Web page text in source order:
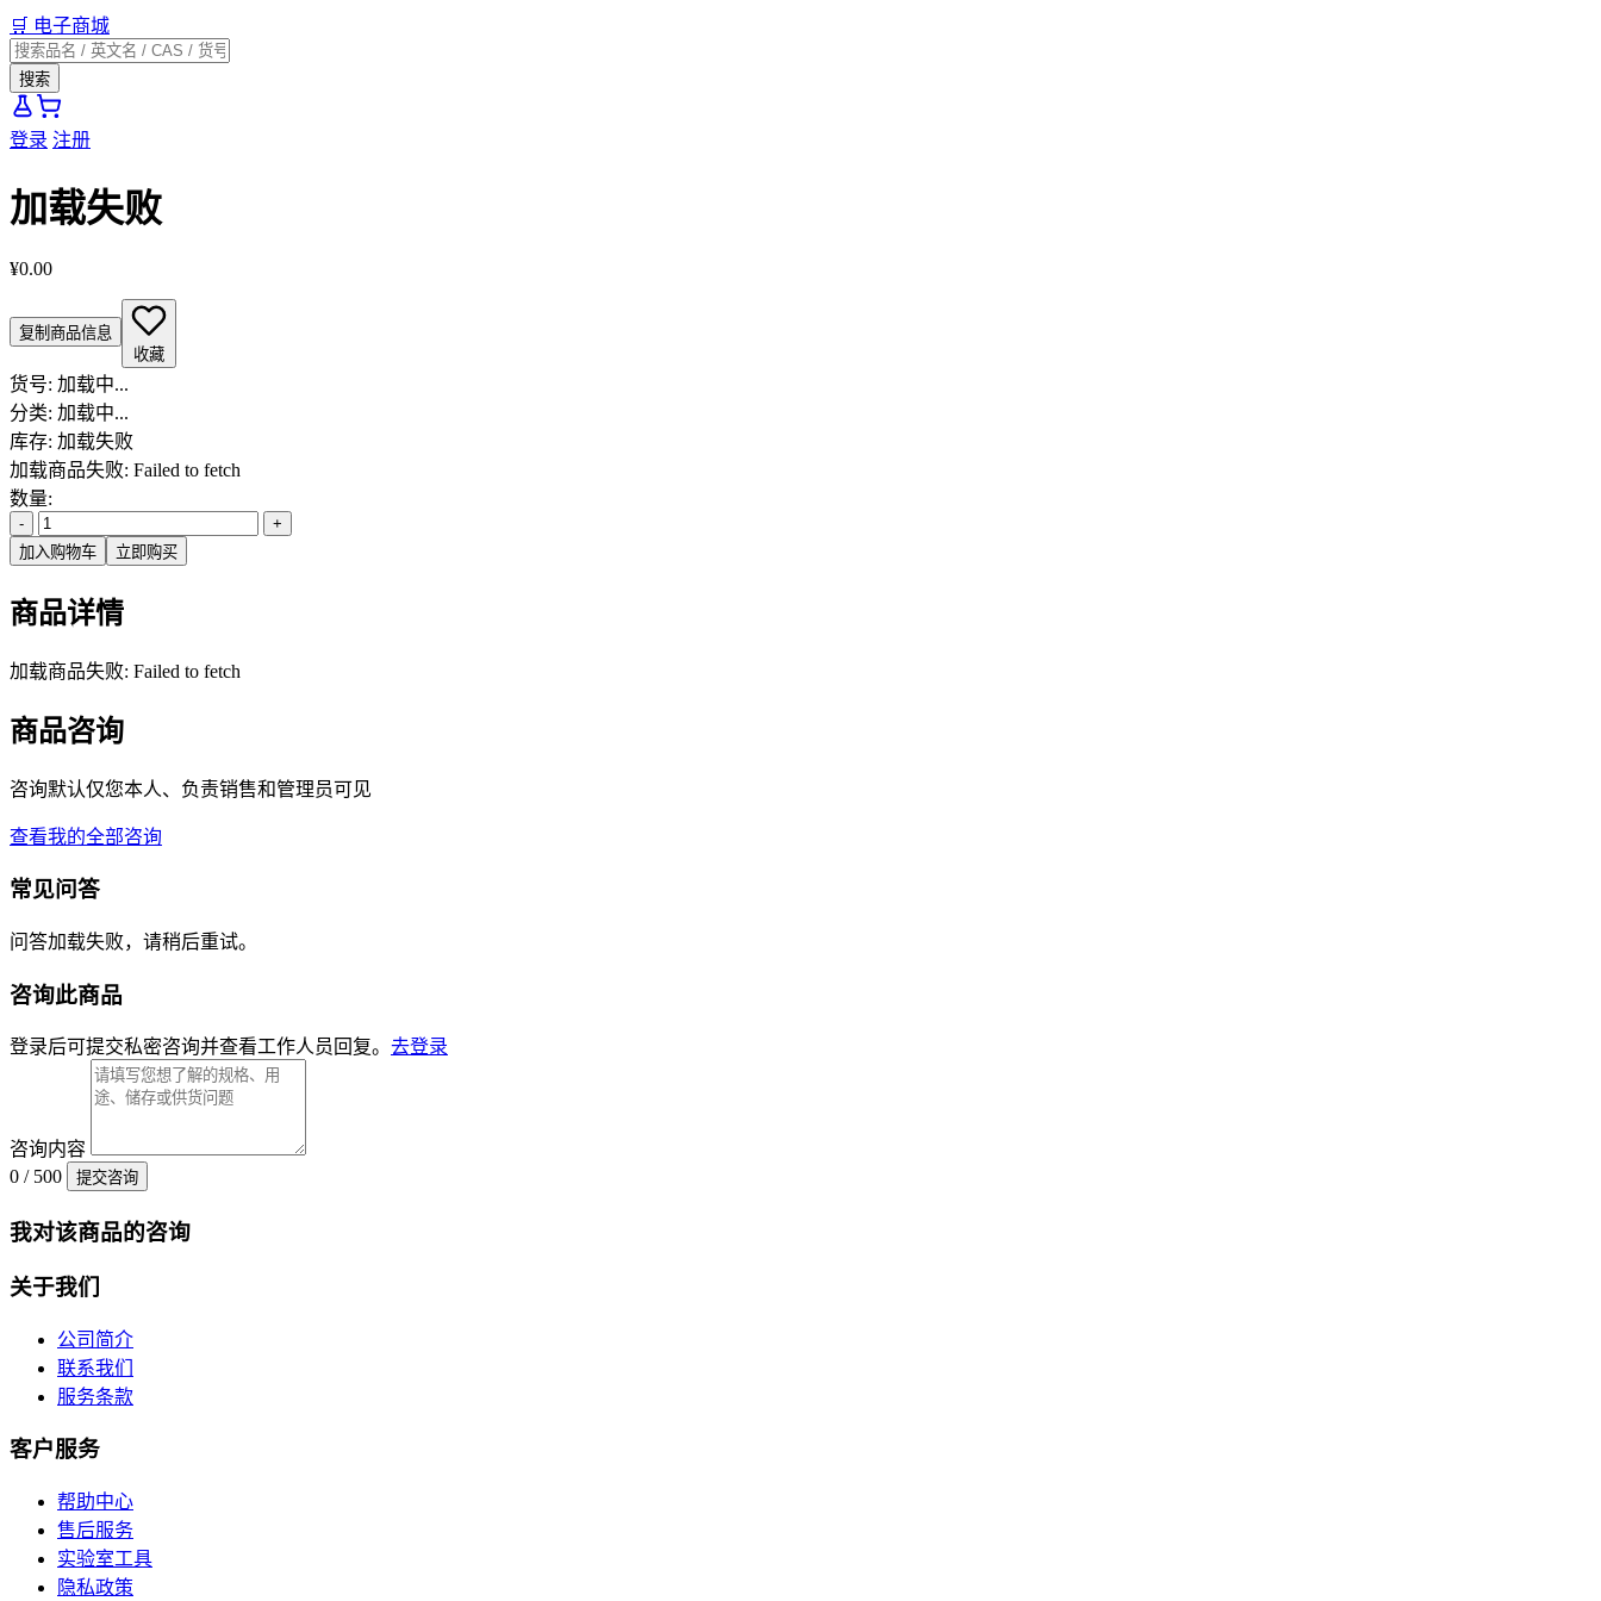
🛒 电子商城
搜索
登录 注册
加载失败
¥0.00
复制商品信息
收藏
货号: 加载中...
分类: 加载中...
库存: 加载失败
加载商品失败: Failed to fetch
数量:
-
+
加入购物车
立即购买
商品详情
加载商品失败: Failed to fetch
商品咨询
咨询默认仅您本人、负责销售和管理员可见
查看我的全部咨询
常见问答
问答加载失败，请稍后重试。
咨询此商品
登录后可提交私密咨询并查看工作人员回复。 去登录
咨询内容
0 / 500
提交咨询
我对该商品的咨询
关于我们
公司简介
联系我们
服务条款
客户服务
帮助中心
售后服务
实验室工具
隐私政策